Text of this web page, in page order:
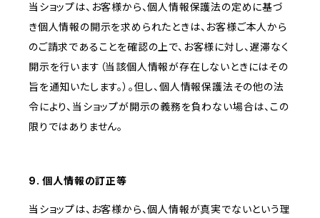
当ショップは、お客様から、個人情報保護法の定めに基づ
き個人情報の開示を求められたときは、お客様ご本人から
のご請求であることを確認の上で、お客様に対し、遅滞なく
開示を行います（当該個人情報が存在しないときにはその
旨を通知いたします。）。但し、個人情報保護法その他の法
令により、当ショップが開示の義務を負わない場合は、この
限りではありません。
9. 個人情報の訂正等
当ショップは、お客様から、個人情報が真実でないという理